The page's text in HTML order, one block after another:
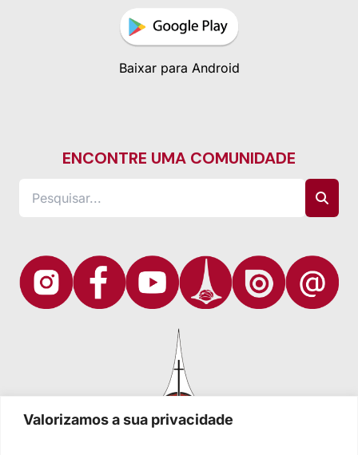
Valorizamos a sua privacidade
Baixar para Android
ENCONTRE UMA COMUNIDADE